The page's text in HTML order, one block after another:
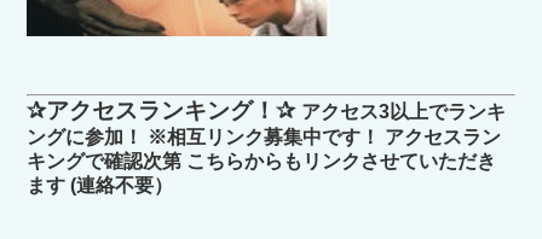
✰アクセスランキング！✰ アクセス3以上でランキ
ングに参加！ ※相互リンク募集中です！ アクセスラン
キングで確認次第 こちらからもリンクさせていただき
ます (連絡不要）